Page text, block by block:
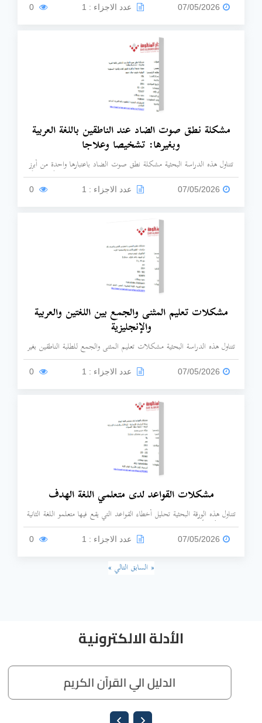
النحو والمعنى، ومقارنةً أفكاره بالمدارس اللغوية الغربية المعاصرة.
07/05/2026 عدد الاجزاء : 1
مشكلة نطق صوت الضاد عند الناطقين باللغة العربية
وبغيرها: تشخيصا وعلاجا
تتناول هذه الدراسة البحثية مشكلة نطق صوت الضاد باعتبارها واحدة من أبرز
التحديات النطقية التي تواجه الناطقين بالعربية وغيرهم، وتقدم برنامجاً علاجياً
متخصصاً لتصحيح هذه الاضطرابات.07/05/2026 عدد الاجزاء : 1
مشكلات تعليم المثنى والجمع بين اللغتين والعربية
والإنجليزية
تتناول هذه الدراسة البحثية مشكلات تعليم المثنى والجمع للطلبة الناطقين بغير
العربية، مع إجراء مقارنة تقابلية بين النظامين اللغويين العربي والإنجليزي لتشخيص
مواطن الصعوبة.
07/05/2026 عدد الاجزاء : 1
مشكلات القواعد لدى متعلمي اللغة الهدف
تتناول هذه الورقة البحثية تحليل أخطاء القواعد التي يقع فيها متعلمو اللغة الثانية
أو الأجنبية، مع التركيز على تعريفها، مصادرها، وكيفية معالجتها.
07/05/2026 عدد الاجزاء : 1
« السابق التالي »